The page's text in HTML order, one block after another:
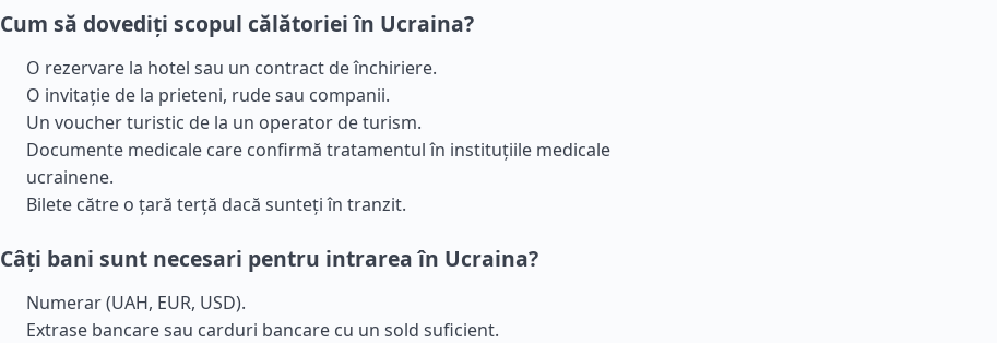
Cum să dovediți scopul călătoriei în Ucraina?
O rezervare la hotel sau un contract de închiriere.
O invitație de la prieteni, rude sau companii.
Un voucher turistic de la un operator de turism.
Documente medicale care confirmă tratamentul în instituțiile medicale
ucrainene.
Bilete către o țară terță dacă sunteți în tranzit.
Câți bani sunt necesari pentru intrarea în Ucraina?
Numerar (UAH, EUR, USD).
Extrase bancare sau carduri bancare cu un sold suficient.